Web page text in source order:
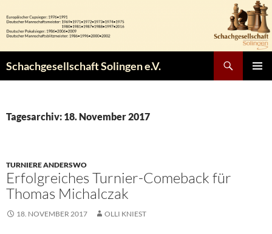
Inhalt
springen
Schachgesellschaft Solingen e.V.
Tagesarchiv: 18. November 2017
TURNIERE ANDERSWO
Erfolgreiches Turnier-Comeback für
Thomas Michalczak
18. NOVEMBER 2017 OLLI KNIEST